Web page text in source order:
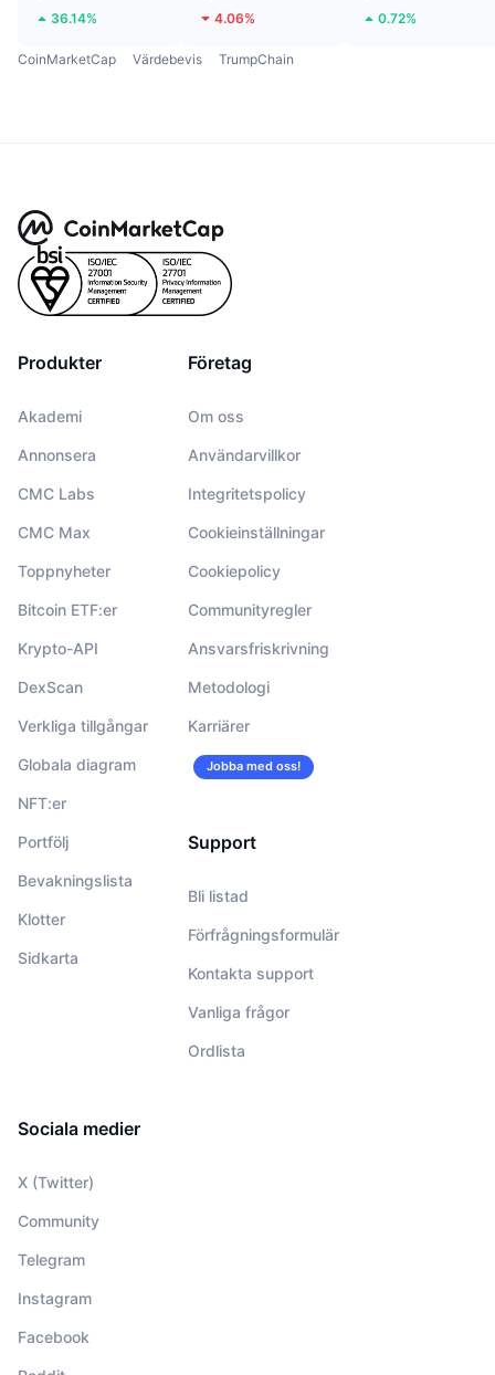
36.14% 4.06% 0.72%
CoinMarketCap Värdebevis TrumpChain
Produkter
Akademi
Annonsera
CMC Labs
CMC Max
Toppnyheter
Bitcoin ETF:er
Krypto-API
DexScan
Verkliga tillgångar
Globala diagram
NFT:er
Portfölj
Bevakningslista
Klotter
Sidkarta
Företag
Om oss
Användarvillkor
Integritetspolicy
Cookieinställningar
Cookiepolicy
Communityregler
Ansvarsfriskrivning
Metodologi
Karriärer
Jobba med oss!
Support
Bli listad
Förfrågningsformulär
Kontakta support
Vanliga frågor
Ordlista
Sociala medier
X (Twitter)
Community
Telegram
Instagram
Facebook